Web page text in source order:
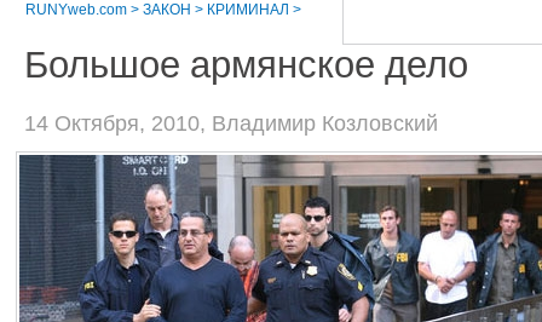
RUNYweb.com > ЗАКОН > КРИМИНАЛ >
Большое армянское дело
14 Октября, 2010, Владимир Козловский